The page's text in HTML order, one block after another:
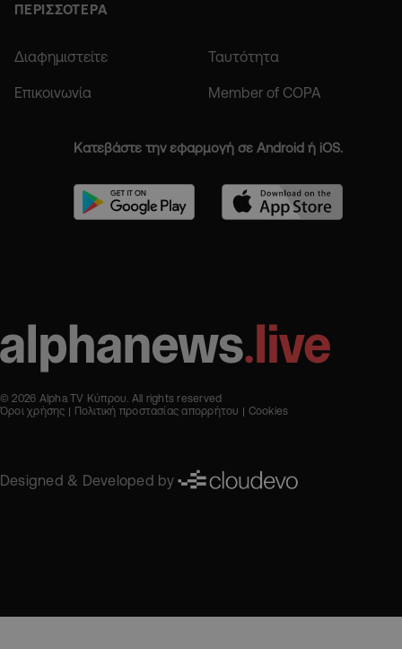
ΠΕΡΙΣΣΟΤΕΡΑ
Διαφημιστείτε Ταυτότητα
Επικοινωνία Member of COPA
Κατεβάστε την εφαρμογή σε Android ή iOS.
© 2026 Alpha TV Κύπρου. All rights reserved
Όροι χρήσης
Πολιτική προστασίας απορρήτου Cookies
Designed & Developed by